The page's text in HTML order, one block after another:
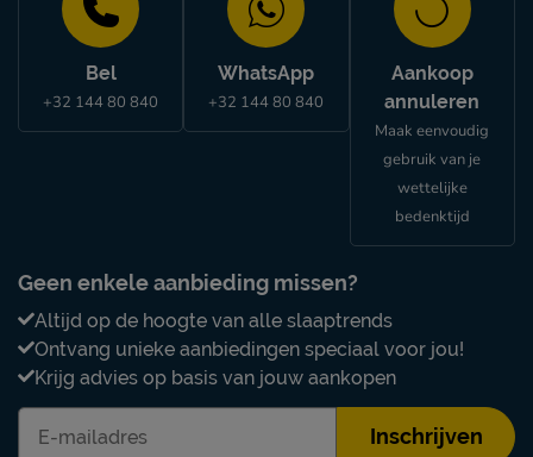
Bel
+32 144 80 840
WhatsApp
+32 144 80 840
Aankoop
annuleren
Maak eenvoudig
gebruik van je
wettelijke
bedenktijd
Geen enkele aanbieding missen?
Altijd op de hoogte van alle slaaptrends
Ontvang unieke aanbiedingen speciaal voor jou!
Krijg advies op basis van jouw aankopen
Inschrijven